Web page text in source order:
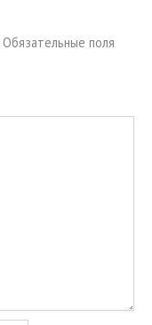
Обязательные поля